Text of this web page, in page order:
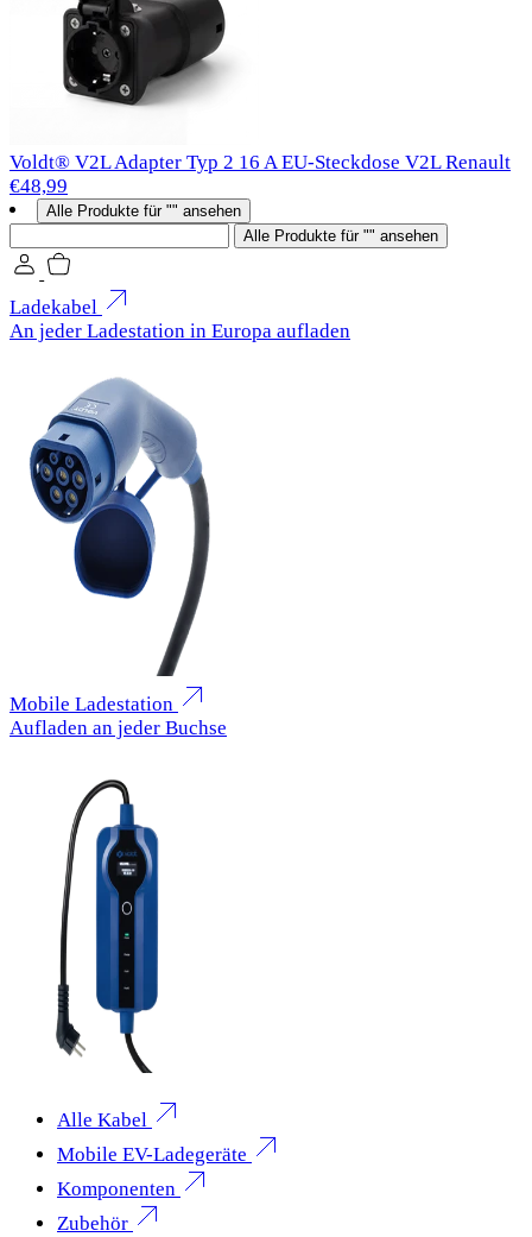
Voldt® V2L Adapter Typ 2 16 A EU-Steckdose V2L Renault
€48,99
Alle Produkte für "" ansehen
Alle Produkte für "" ansehen
Ladekabel
An jeder Ladestation in Europa aufladen
Mobile Ladestation
Aufladen an jeder Buchse
Alle Kabel
Mobile EV-Ladegeräte
Komponenten
Zubehör